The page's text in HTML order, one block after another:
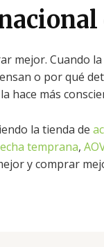
mejor. Cuando
o por qué
hace más
la tienda de
temprana,
y comprar